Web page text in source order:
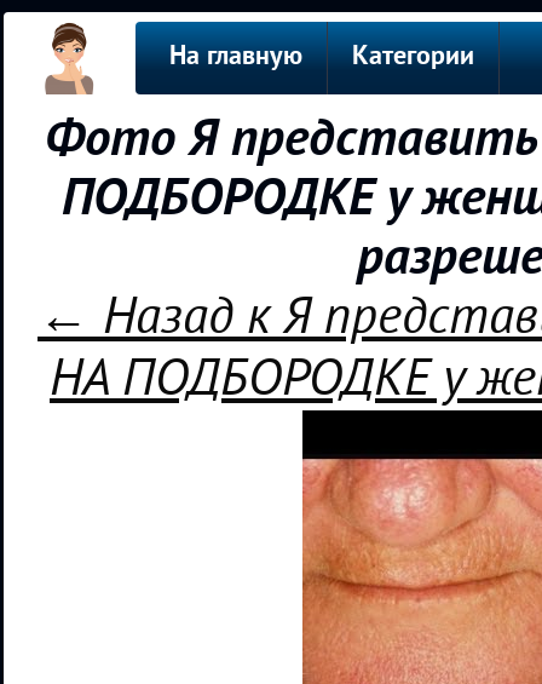
На главную Категории
Фото Я
ПОДБОРОДКЕ у
← Назад к Я
НА ПОДБОРОДКЕ у